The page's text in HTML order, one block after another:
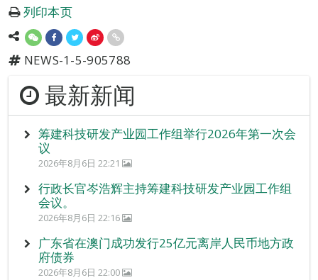
列印本页
NEWS-1-5-905788
最新新闻
筹建科技研发产业园工作组举行2026年第一次会
议
2026年8月6日 22:21
行政长官岑浩辉主持筹建科技研发产业园工作组
会议。
2026年8月6日 22:16
广东省在澳门成功发行25亿元离岸人民币地方政
府债券
2026年8月6日 22:00